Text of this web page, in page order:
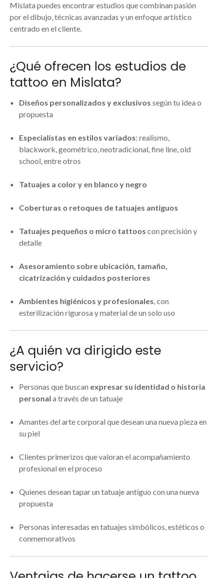
Mislata puedes encontrar estudios que combinan pasión
por el dibujo, técnicas avanzadas y un enfoque artístico
centrado en el cliente.
¿Qué ofrecen los estudios de
tattoo en Mislata?
Diseños personalizados y exclusivos según tu idea o
propuesta
Especialistas en estilos variados: realismo,
blackwork, geométrico, neotradicional, fine line, old
school, entre otros
Tatuajes a color y en blanco y negro
Coberturas o retoques de tatuajes antiguos
Tatuajes pequeños o micro tattoos con precisión y
detalle
Asesoramiento sobre ubicación, tamaño,
cicatrización y cuidados posteriores
Ambientes higiénicos y profesionales, con
esterilización rigurosa y material de un solo uso
¿A quién va dirigido este
servicio?
Personas que buscan expresar su identidad o historia
personal a través de un tatuaje
Amantes del arte corporal que desean una nueva pieza en
su piel
Clientes primerizos que valoran el acompañamiento
profesional en el proceso
Quienes desean tapar un tatuaje antiguo con una nueva
propuesta
Personas interesadas en tatuajes simbólicos, estéticos o
conmemorativos